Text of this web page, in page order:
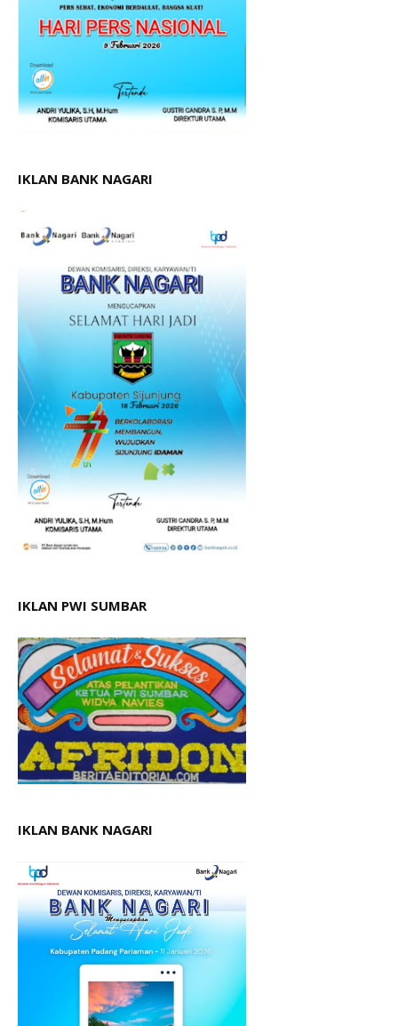
IKLAN BANK NAGARI
IKLAN PWI SUMBAR
IKLAN BANK NAGARI